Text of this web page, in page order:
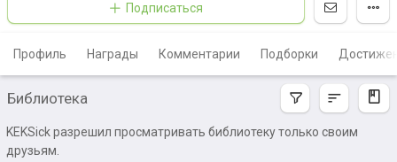
Подписаться
Профиль Награды Комментарии Подборки
Библиотека
KEKSick разрешил просматривать библиотеку только своим
друзьям.